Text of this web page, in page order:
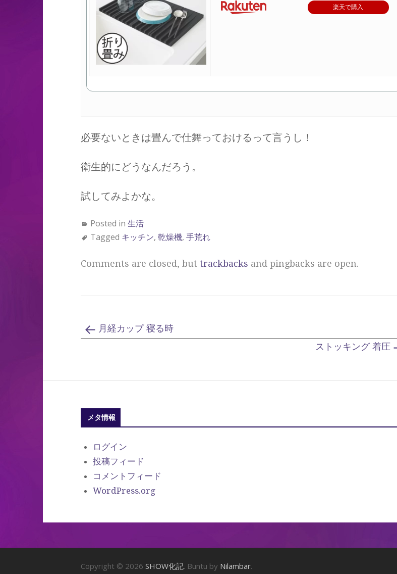
楽天で購入
必要ないときは畳んで仕舞っておけるって言うし！
衛生的にどうなんだろう。
試してみよかな。
Posted in 生活
Tagged キッチン, 乾燥機, 手荒れ
Comments are closed, but trackbacks and pingbacks are open.
月経カップ 寝る時
ストッキング 着圧
メタ情報
ログイン
投稿フィード
コメントフィード
WordPress.org
Copyright © 2026 SHOW化記. Buntu by Nilambar.